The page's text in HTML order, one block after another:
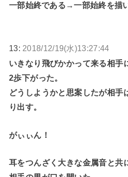
一部始終である→一部始終を描
13: 2018/12/19(水)13:27:44
いきなり飛びかかって来る相手
2歩下がった。
どうしようかと思案したが相手
り出す。
がぃぃん！
耳をつんざく大きな金属音と共